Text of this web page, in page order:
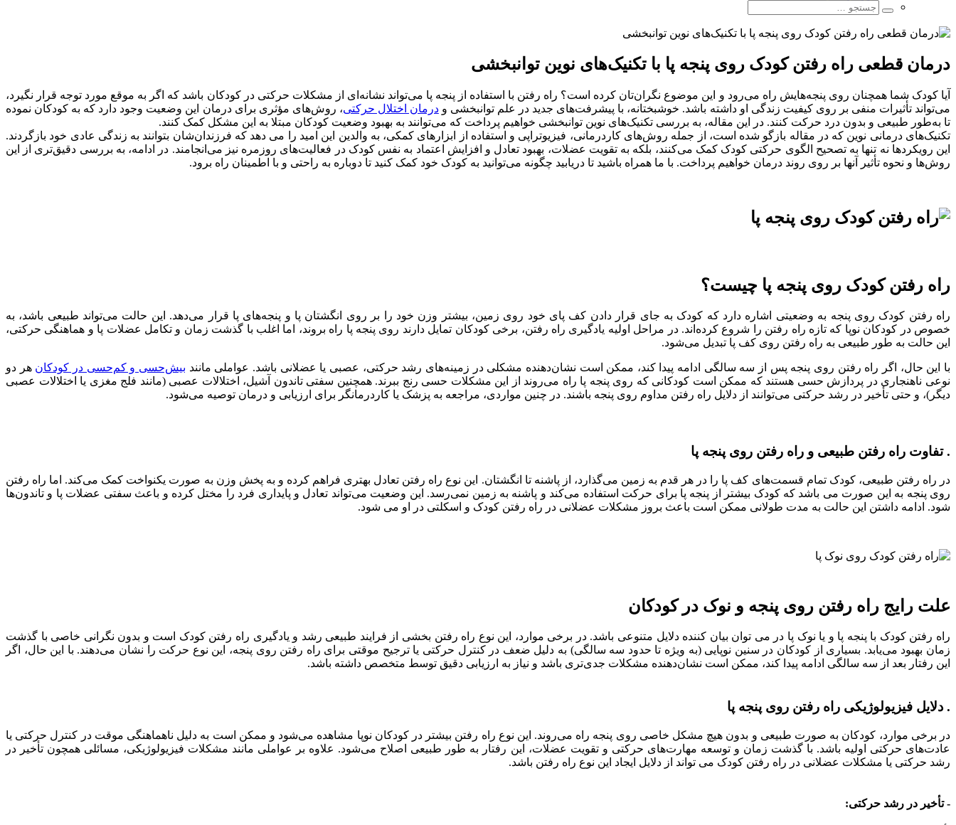
درمان قطعی راه رفتن کودک روی پنجه پا با تکنیک‌های نوین توانبخشی
آیا کودک شما همچنان روی پنجه‌هایش راه می‌رود و این موضوع نگران‌تان کرده است؟ راه رفتن با استفاده از پنجه پا می‌تواند نشانه‌ای از مشکلات حرکتی در کودکان باشد که اگر به موقع مورد توجه قرار نگیرد،
می‌تواند تأثیرات منفی بر روی کیفیت زندگی او داشته باشد. خوشبختانه، با پیشرفت‌های جدید در علم توانبخشی ودرمان اختلال حرکتی، روش‌های مؤثری برای درمان این وضعیت وجود دارد که به کودکان نموده
تا به‌طور طبیعی و بدون درد حرکت کنند. در این مقاله، به بررسی تکنیک‌های نوین توانبخشی خواهیم پرداخت که می‌توانند به بهبود وضعیت کودکان مبتلا به این مشکل کمک کنند.
تکنیک‌های درمانی نوین که در مقاله بازگو شده است، از جمله روش‌های کاردرمانی، فیزیوتراپی و استفاده از ابزارهای کمکی، به والدین این امید را می دهد که فرزندان‌شان بتوانند به زندگی عادی خود بازگردند.
این رویکردها نه‌ تنها به تصحیح الگوی حرکتی کودک کمک می‌کنند، بلکه به تقویت عضلات، بهبود تعادل و افزایش اعتماد به نفس کودک در فعالیت‌های روزمره نیز می‌انجامند. در ادامه، به بررسی دقیق‌تری از این
روش‌ها و نحوه تأثیر آنها بر روی روند درمان خواهیم پرداخت. با ما همراه باشید تا دریابید چگونه می‌توانید به کودک خود کمک کنید تا دوباره به راحتی و با اطمینان راه برود.
راه رفتن کودک روی پنجه پا چیست؟
راه رفتن کودک روی پنجه به وضعیتی اشاره دارد که کودک به جای قرار دادن کف پای خود روی زمین، بیشتر وزن خود را بر روی انگشتان پا و پنجه‌های پا قرار می‌دهد. این حالت می‌تواند طبیعی باشد، به
خصوص در کودکان نوپا که تازه راه رفتن را شروع کرده‌اند. در مراحل اولیه یادگیری راه رفتن، برخی کودکان تمایل دارند روی پنجه پا راه بروند، اما اغلب با گذشت زمان و تکامل عضلات پا و هماهنگی حرکتی،
این حالت به طور طبیعی به راه رفتن روی کف پا تبدیل می‌شود.
با این حال، اگر راه رفتن روی پنجه پس از سه سالگی ادامه پیدا کند، ممکن است نشان‌دهنده مشکلی در زمینه‌های رشد حرکتی، عصبی یا عضلانی باشد. عواملی مانند بیش‌حسی و کم‌حسی در کودکان هر دو
نوعی ناهنجاری در پردازش حسی هستند که ممکن است کودکانی که روی پنجه پا راه می‌روند از این مشکلات حسی رنج ببرند. همچنین سفتی تاندون آشیل، اختلالات عصبی (مانند فلج مغزی یا اختلالات عصبی
دیگر)، و حتی تأخیر در رشد حرکتی می‌توانند از دلایل راه رفتن مداوم روی پنجه باشند. در چنین مواردی، مراجعه به پزشک یا کاردرمانگر برای ارزیابی و درمان توصیه می‌شود.
. تفاوت راه رفتن طبیعی و راه رفتن روی پنجه پا
در راه رفتن طبیعی، کودک تمام قسمت‌های کف پا را در هر قدم به زمین می‌گذارد، از پاشنه تا انگشتان. این نوع راه رفتن تعادل بهتری فراهم کرده و به پخش وزن به صورت یکنواخت کمک می‌کند. اما راه رفتن
روی پنجه به این صورت می باشد که کودک بیشتر از پنجه پا برای حرکت استفاده می‌کند و پاشنه به زمین نمی‌رسد. این وضعیت می‌تواند تعادل و پایداری فرد را مختل کرده و باعث سفتی عضلات پا و تاندون‌ها
شود. ادامه داشتن این حالت به مدت طولانی ممکن است باعث بروز مشکلات عضلانی در راه رفتن کودک و اسکلتی در او می شود.
علت رایج راه رفتن روی پنجه و نوک در کودکان
راه رفتن کودک با پنجه پا و یا نوک پا در می توان بیان کننده دلایل متنوعی باشد. در برخی موارد، این نوع راه رفتن بخشی از فرایند طبیعی رشد و یادگیری راه رفتن کودک است و بدون نگرانی خاصی با گذشت
زمان بهبود می‌یابد. بسیاری از کودکان در سنین نوپایی (به ویژه تا حدود سه سالگی) به دلیل ضعف در کنترل حرکتی یا ترجیح موقتی برای راه رفتن روی پنجه، این نوع حرکت را نشان می‌دهند. با این حال، اگر
این رفتار بعد از سه سالگی ادامه پیدا کند، ممکن است نشان‌دهنده مشکلات جدی‌تری باشد و نیاز به ارزیابی دقیق توسط متخصص داشته باشد.
. دلایل فیزیولوژیکی راه رفتن روی پنجه پا
در برخی موارد، کودکان به صورت طبیعی و بدون هیچ مشکل خاصی روی پنجه راه می‌روند. این نوع راه رفتن بیشتر در کودکان نوپا مشاهده می‌شود و ممکن است به دلیل ناهماهنگی موقت در کنترل حرکتی یا
عادت‌های حرکتی اولیه باشد. با گذشت زمان و توسعه مهارت‌های حرکتی و تقویت عضلات، این رفتار به طور طبیعی اصلاح می‌شود. علاوه بر عواملی مانند مشکلات فیزیولوژیکی، مسائلی همچون تأخیر در
رشد حرکتی یا مشکلات عضلانی در راه رفتن کودک می تواند از دلایل ایجاد این نوع راه رفتن باشد.
- تأخیر در رشد حرکتی: